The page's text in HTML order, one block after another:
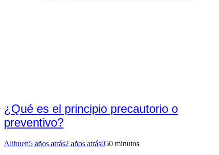
¿Qué es el principio precautorio o
preventivo?
Alihuen5 años atrás2 años atrás050 minutos